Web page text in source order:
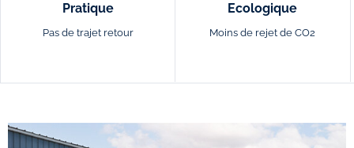
Pratique
Pas de trajet retour
Ecologique
Moins de rejet de CO2